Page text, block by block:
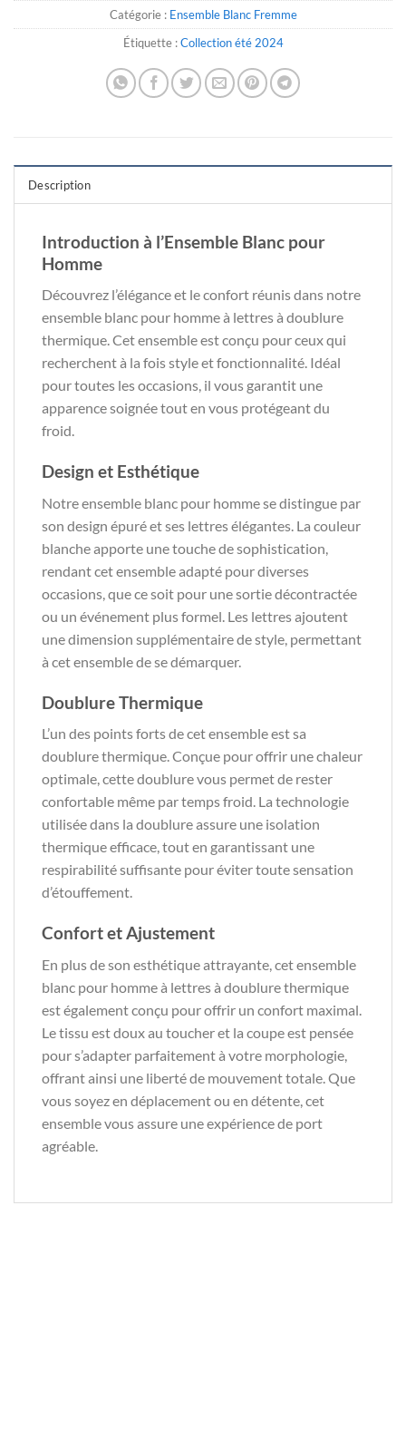
Catégorie : Ensemble Blanc Fremme
Étiquette :Collection été 2024
Description
Introduction à l’Ensemble Blanc pour
Homme
Découvrez l’élégance et le confort réunis dans notre
ensemble blanc pour homme à lettres à doublure
thermique. Cet ensemble est conçu pour ceux qui
recherchent à la fois style et fonctionnalité. Idéal
pour toutes les occasions, il vous garantit une
apparence soignée tout en vous protégeant du
froid.
Design et Esthétique
Notre ensemble blanc pour homme se distingue par
son design épuré et ses lettres élégantes. La couleur
blanche apporte une touche de sophistication,
rendant cet ensemble adapté pour diverses
occasions, que ce soit pour une sortie décontractée
ou un événement plus formel. Les lettres ajoutent
une dimension supplémentaire de style, permettant
à cet ensemble de se démarquer.
Doublure Thermique
L’un des points forts de cet ensemble est sa
doublure thermique. Conçue pour offrir une chaleur
optimale, cette doublure vous permet de rester
confortable même par temps froid. La technologie
utilisée dans la doublure assure une isolation
thermique efficace, tout en garantissant une
respirabilité suffisante pour éviter toute sensation
d’étouffement.
Confort et Ajustement
En plus de son esthétique attrayante, cet ensemble
blanc pour homme à lettres à doublure thermique
est également conçu pour offrir un confort maximal.
Le tissu est doux au toucher et la coupe est pensée
pour s’adapter parfaitement à votre morphologie,
offrant ainsi une liberté de mouvement totale. Que
vous soyez en déplacement ou en détente, cet
ensemble vous assure une expérience de port
agréable.